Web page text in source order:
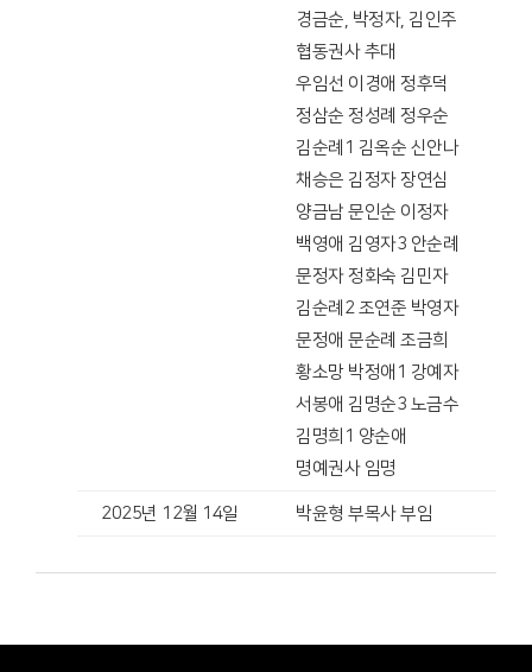
경금순, 박정자, 김인주
협동권사 추대
우임선 이경애 정후덕
정삼순 정성례 정우순
김순례1 김옥순 신안나
채승은 김정자 장연심
양금남 문인순 이정자
백영애 김영자3 안순례
문정자 정화숙 김민자
김순례2 조연준 박영자
문정애 문순례 조금희
황소망 박정애1 강예자
서봉애 김명순3 노금수
김명희1 양순애
명예권사 임명
2025년 12월 14일 박윤형 부목사 부임